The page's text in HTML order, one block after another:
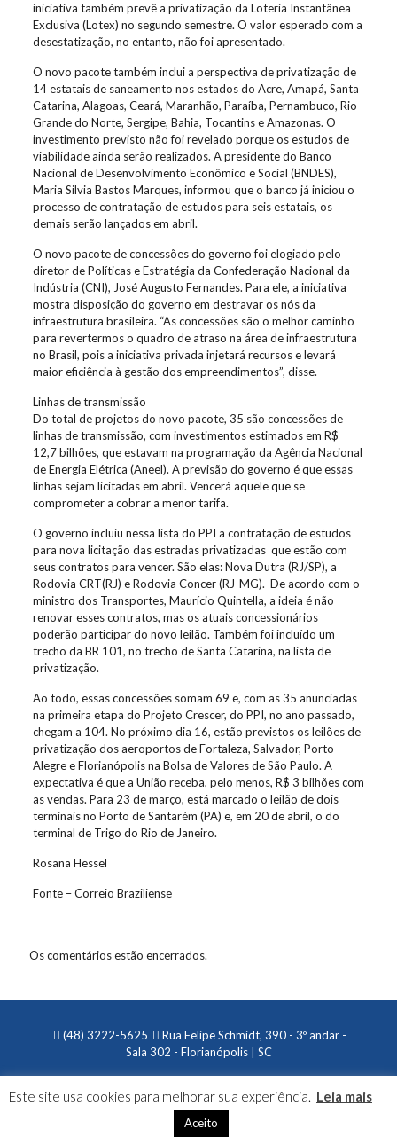
iniciativa também prevê a privatização da Loteria Instantânea
Exclusiva (Lotex) no segundo semestre. O valor esperado com a
desestatização, no entanto, não foi apresentado.
O novo pacote também inclui a perspectiva de privatização de
14 estatais de saneamento nos estados do Acre, Amapá, Santa
Catarina, Alagoas, Ceará, Maranhão, Paraíba, Pernambuco, Rio
Grande do Norte, Sergipe, Bahia, Tocantins e Amazonas. O
investimento previsto não foi revelado porque os estudos de
viabilidade ainda serão realizados. A presidente do Banco
Nacional de Desenvolvimento Econômico e Social (BNDES),
Maria Silvia Bastos Marques, informou que o banco já iniciou o
processo de contratação de estudos para seis estatais, os
demais serão lançados em abril.
O novo pacote de concessões do governo foi elogiado pelo
diretor de Políticas e Estratégia da Confederação Nacional da
Indústria (CNI), José Augusto Fernandes. Para ele, a iniciativa
mostra disposição do governo em destravar os nós da
infraestrutura brasileira. “As concessões são o melhor caminho
para revertermos o quadro de atraso na área de infraestrutura
no Brasil, pois a iniciativa privada injetará recursos e levará
maior eficiência à gestão dos empreendimentos”, disse.
Linhas de transmissão
Do total de projetos do novo pacote, 35 são concessões de
linhas de transmissão, com investimentos estimados em R$
12,7 bilhões, que estavam na programação da Agência Nacional
de Energia Elétrica (Aneel). A previsão do governo é que essas
linhas sejam licitadas em abril. Vencerá aquele que se
comprometer a cobrar a menor tarifa.
O governo incluiu nessa lista do PPI a contratação de estudos
para nova licitação das estradas privatizadas que estão com
seus contratos para vencer. São elas: Nova Dutra (RJ/SP), a
Rodovia CRT(RJ) e Rodovia Concer (RJ-MG). De acordo com o
ministro dos Transportes, Maurício Quintella, a ideia é não
renovar esses contratos, mas os atuais concessionários
poderão participar do novo leilão. Também foi incluído um
trecho da BR 101, no trecho de Santa Catarina, na lista de
privatização.
Ao todo, essas concessões somam 69 e, com as 35 anunciadas
na primeira etapa do Projeto Crescer, do PPI, no ano passado,
chegam a 104. No próximo dia 16, estão previstos os leilões de
privatização dos aeroportos de Fortaleza, Salvador, Porto
Alegre e Florianópolis na Bolsa de Valores de São Paulo. A
expectativa é que a União receba, pelo menos, R$ 3 bilhões com
as vendas. Para 23 de março, está marcado o leilão de dois
terminais no Porto de Santarém (PA) e, em 20 de abril, o do
terminal de Trigo do Rio de Janeiro.
Rosana Hessel
Fonte – Correio Braziliense
Os comentários estão encerrados.
(48) 3222-5625
Rua Felipe Schmidt, 390 - 3º andar -
Sala 302 - Florianópolis | SC
Este site usa cookies para melhorar sua experiência. Leia mais
Aceito